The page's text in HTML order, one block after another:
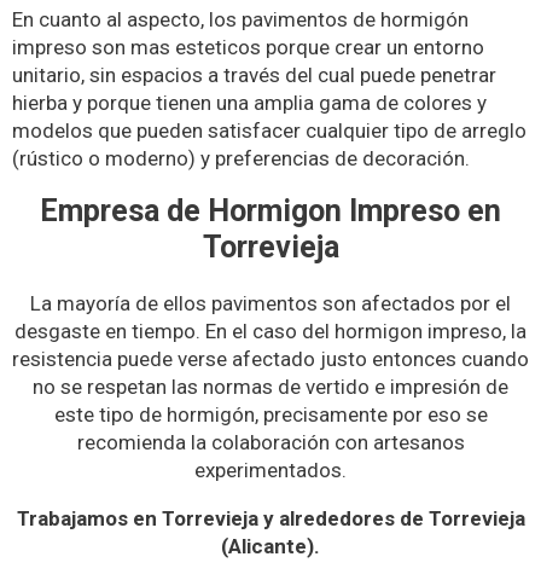
En cuanto al aspecto, los pavimentos de hormigón
impreso son mas esteticos porque crear un entorno
unitario, sin espacios a través del cual puede penetrar
hierba y porque tienen una amplia gama de colores y
modelos que pueden satisfacer cualquier tipo de arreglo
(rústico o moderno) y preferencias de decoración.
Empresa de Hormigon Impreso en
Torrevieja
La mayoría de ellos pavimentos son afectados por el
desgaste en tiempo. En el caso del hormigon impreso, la
resistencia puede verse afectado justo entonces cuando
no se respetan las normas de vertido e impresión de
este tipo de hormigón, precisamente por eso se
recomienda la colaboración con artesanos
experimentados.
Trabajamos en Torrevieja y alrededores de Torrevieja
(Alicante).